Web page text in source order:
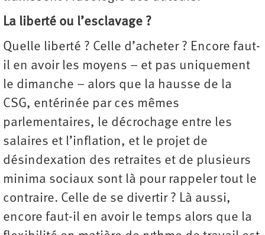
La liberté ou l’esclavage ?
Quelle liberté ? Celle d’acheter ? Encore faut-
il en avoir les moyens − et pas uniquement
le dimanche − alors que la hausse de la
CSG, entérinée par ces mêmes
parlementaires, le décrochage entre les
salaires et l’inflation, et le projet de
désindexation des retraites et de plusieurs
minima sociaux sont là pour rappeler tout le
contraire. Celle de se divertir ? Là aussi,
encore faut-il en avoir le temps alors que la